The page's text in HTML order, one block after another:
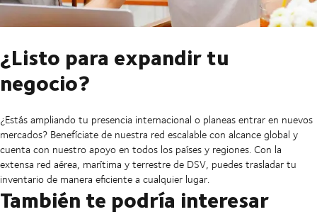
¿Listo para expandir tu
negocio?
¿Estás ampliando tu presencia internacional o planeas entrar en nuevos
mercados? Benefíciate de nuestra red escalable con alcance global y
cuenta con nuestro apoyo en todos los países y regiones. Con la
extensa red aérea, marítima y terrestre de DSV, puedes trasladar tu
inventario de manera eficiente a cualquier lugar.
También te podría interesar